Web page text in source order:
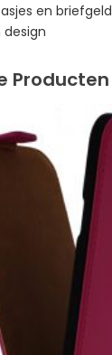
en briefgeld
design
Producten